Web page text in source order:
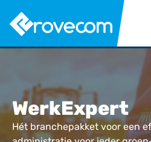
WerkExpert
Hét branchepakket voor een